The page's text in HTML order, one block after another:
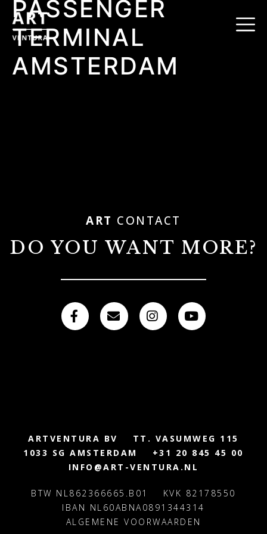
PASSENGER
TERMINAL
AMSTERDAM
ART CONTACT
DO YOU WANT MORE?
ARTVENTURA BV
TT. VASUMWEG 115
1033 SG AMSTERDAM
+31 20 845 45 00
INFO@ART-VENTURA.NL
BTW NL862366665.B01
KVK 82178550
IBAN NL60ABNA0891344314
ALGEMENE VOORWAARDEN